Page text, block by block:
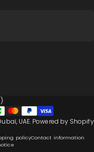
UAE. Powered by Shopify
policyContact information